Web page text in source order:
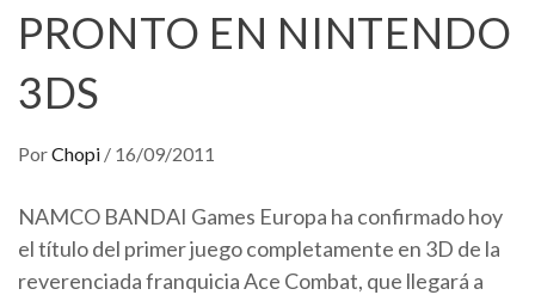
PRONTO EN NINTENDO
3DS
PorChopi / 16/09/2011
NAMCO BANDAI Games Europa ha confirmado hoy
el título del primer juego completamente en 3D de la
reverenciada franquicia Ace Combat, que llegará a